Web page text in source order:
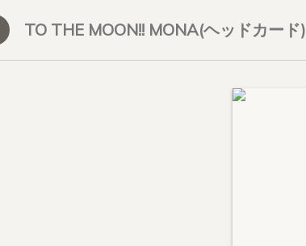
TO THE MOON!! MONA(ヘッドカード)